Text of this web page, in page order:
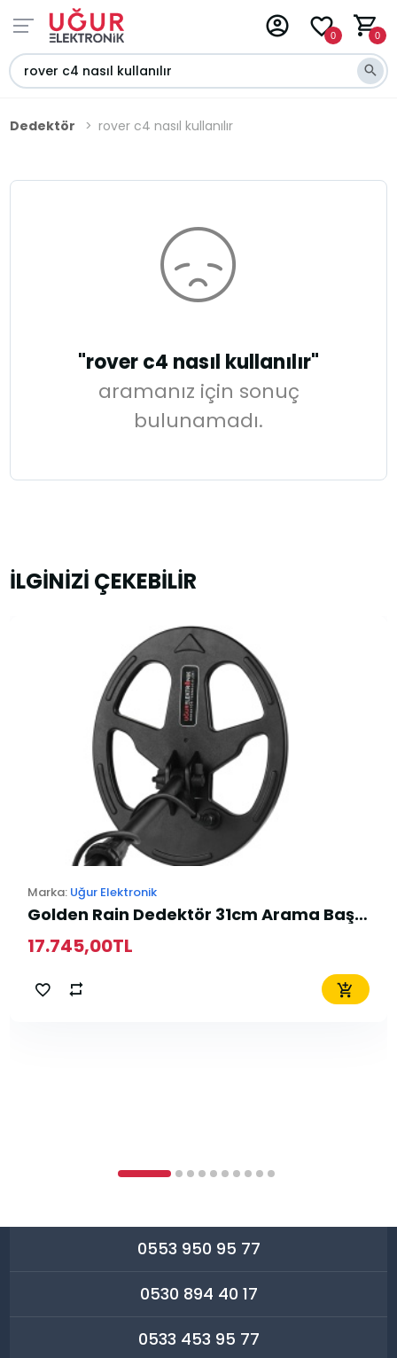
0 0
Dedektör rover c4 nasıl kullanılır
"rover c4 nasıl kullanılır"
aramanız için sonuç
bulunamadı.
İLGİNİZİ ÇEKEBİLİR
Marka: Uğur Elektronik
Golden Rain Dedektör 31cm Arama Başlığı
17.745,00TL
0553 950 95 77
0530 894 40 17
0533 453 95 77